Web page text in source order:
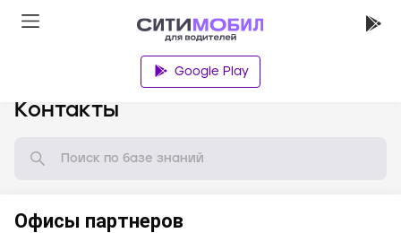
Google Play
Контакты
Офисы партнеров